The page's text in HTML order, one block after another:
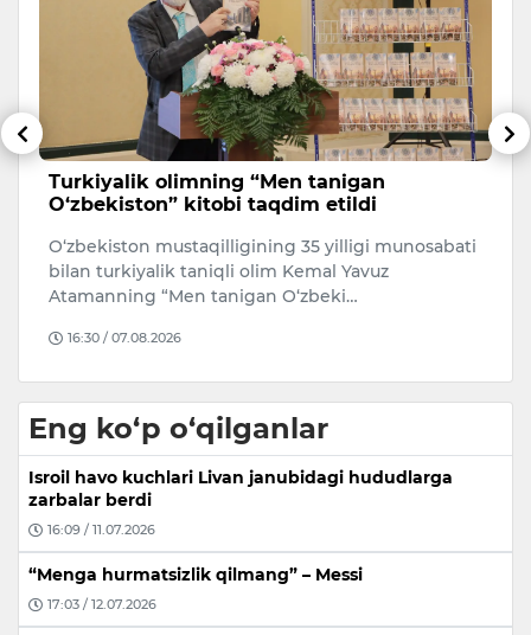
Turkiyalik olimning “Men tanigan
O‘zbekiston” kitobi taqdim etildi
O‘zbekiston mustaqilligining 35 yilligi munosabati
bilan turkiyalik taniqli olim Kemal Yavuz
Atamanning “Men tanigan O‘zbeki…
16:30 / 07.08.2026
Eng ko‘p o‘qilganlar
Isroil havo kuchlari Livan janubidagi hududlarga
zarbalar berdi
16:09 / 11.07.2026
“Menga hurmatsizlik qilmang” – Messi
17:03 / 12.07.2026